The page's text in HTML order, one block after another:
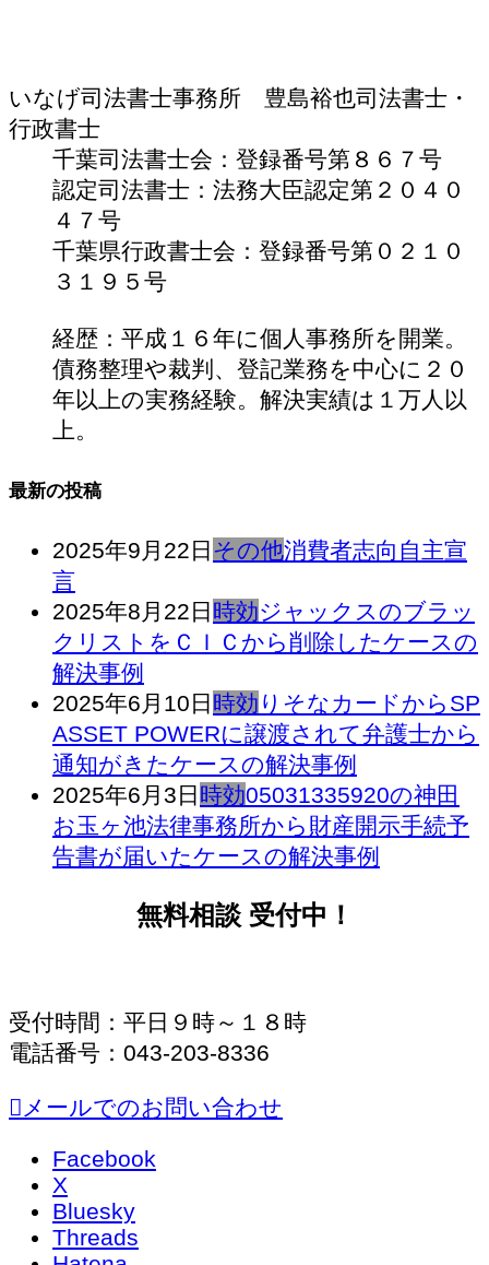
いなげ司法書士事務所 豊島裕也司法書士・
行政書士
千葉司法書士会：登録番号第８６７号
認定司法書士：法務大臣認定第２０４０
４７号
千葉県行政書士会：登録番号第０２１０
３１９５号
経歴：平成１６年に個人事務所を開業。
債務整理や裁判、登記業務を中心に２０
年以上の実務経験。解決実績は１万人以
上。
最新の投稿
2025年9月22日 その他消費者志向自主宣
言
2025年8月22日時効ジャックスのブラッ
クリストをＣＩＣから削除したケースの
解決事例
2025年6月10日時効 りそなカードからSP
ASSET POWERに譲渡されて弁護士から
通知がきたケースの解決事例
2025年6月3日時効05031335920の神田
お玉ヶ池法律事務所から財産開示手続予
告書が届いたケースの解決事例
無料相談 受付中！
受付時間：平日９時～１８時
電話番号：043-203-8336
メールでのお問い合わせ
Facebook
X
Bluesky
Threads